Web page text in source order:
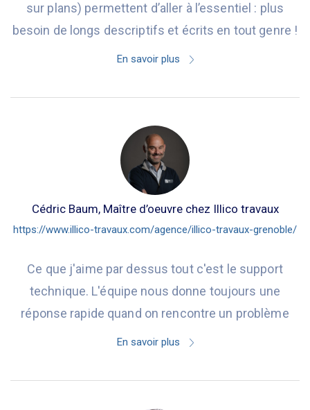
sur plans) permettent d’aller à l’essentiel : plus
besoin de longs descriptifs et écrits en tout genre !
En savoir plus
Cédric Baum, Maître d’oeuvre chez Illico travaux
https://www.illico-travaux.com/agence/illico-travaux-grenoble/
Ce que j'aime par dessus tout c'est le support
technique. L'équipe nous donne toujours une
réponse rapide quand on rencontre un problème
En savoir plus